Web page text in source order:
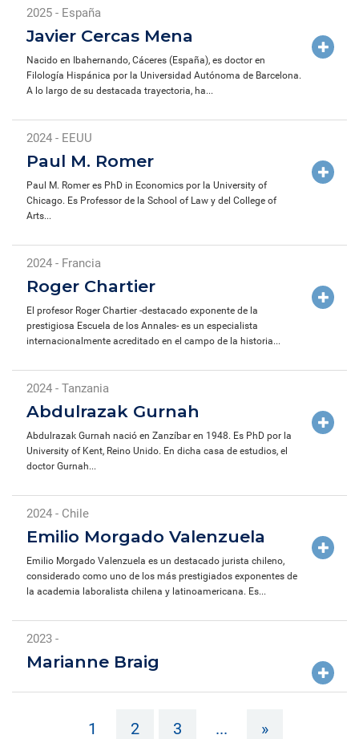
2025 - España
Javier Cercas Mena
Nacido en Ibahernando, Cáceres (España), es doctor en
Filología Hispánica por la Universidad Autónoma de Barcelona.
A lo largo de su destacada trayectoria, ha...
2024 - EEUU
Paul M. Romer
Paul M. Romer es PhD in Economics por la University of
Chicago. Es Professor de la School of Law y del College of
Arts...
2024 - Francia
Roger Chartier
El profesor Roger Chartier -destacado exponente de la
prestigiosa Escuela de los Annales- es un especialista
internacionalmente acreditado en el campo de la historia...
2024 - Tanzania
Abdulrazak Gurnah
Abdulrazak Gurnah nació en Zanzíbar en 1948. Es PhD por la
University of Kent, Reino Unido. En dicha casa de estudios, el
doctor Gurnah...
2024 - Chile
Emilio Morgado Valenzuela
Emilio Morgado Valenzuela es un destacado jurista chileno,
considerado como uno de los más prestigiados exponentes de
la academia laboralista chilena y latinoamericana. Es...
2023 -
Marianne Braig
1 2 3 ... »